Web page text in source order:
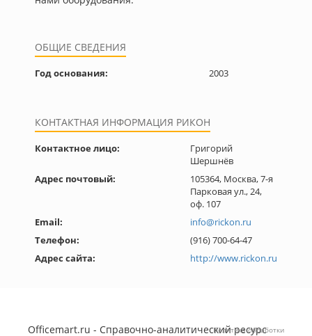
ОБЩИЕ СВЕДЕНИЯ
Год основания: 2003
КОНТАКТНАЯ ИНФОРМАЦИЯ РИКОН
Контактное лицо:
Григорий
Шершнёв
Адрес почтовый:
105364, Москва, 7-я
Парковая ул., 24,
оф. 107
Email:
info@rickon.ru
Телефон:
(916) 700-64-47
Адрес сайта:
http://www.rickon.ru
Officemart.ru - Справочно-аналитический ресурс
Политика обработки